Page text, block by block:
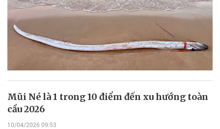
Mũi Né là 1 trong 10 điểm đến xu hướng toàn
cầu 2026
10/04/2026 09:53